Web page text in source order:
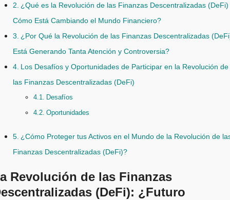
¿Qué es la Revolución de las Finanzas Descentralizadas (DeFi)
Cómo Está Cambiando el Mundo Financiero?
¿Por Qué la Revolución de las Finanzas Descentralizadas
Está Generando Tanta Atención y Controversia?
Los Desafíos y Oportunidades de Participar en la Revolución de
las Finanzas Descentralizadas (DeFi)
Desafíos
Oportunidades
¿Cómo Proteger tus Activos en el Mundo de la Revolución de
Finanzas Descentralizadas (DeFi)?
Revolución de las Finanzas
(DeFi): ¿Futuro